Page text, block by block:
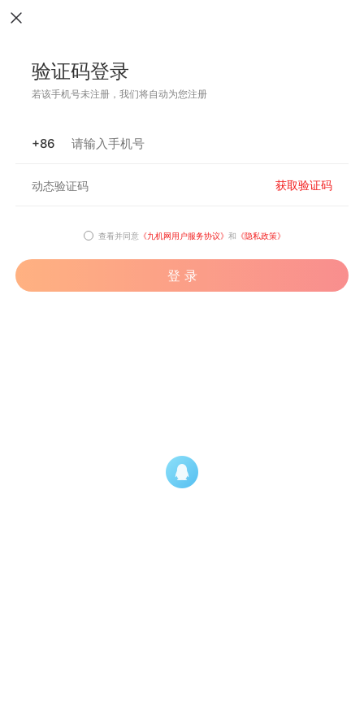
验证码登录
若该手机号未注册，我们将自动为您注册
+86
获取验证码
查看并同意 《九机网用户服务协议》 和 《隐私政策》
登 录